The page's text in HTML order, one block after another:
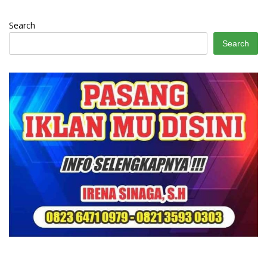
Search
Search